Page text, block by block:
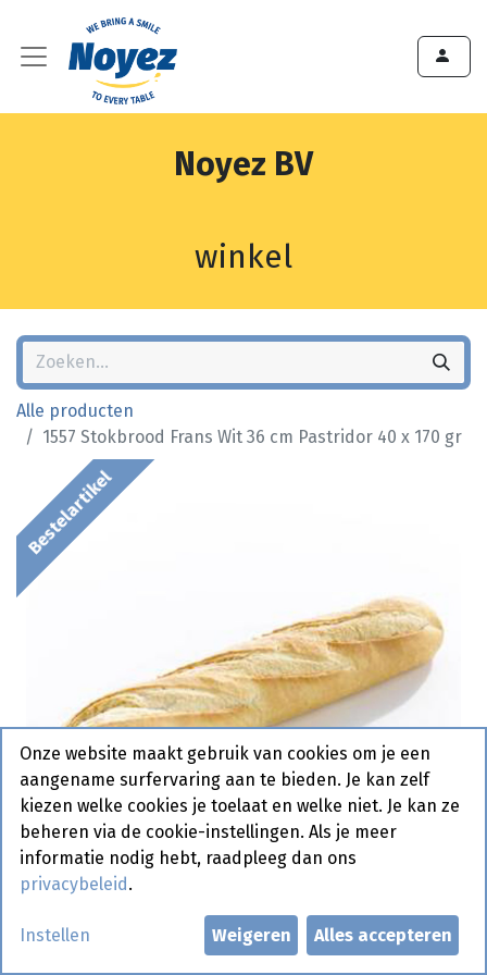
Noyez BV
winkel
Alle producten
1557 Stokbrood Frans Wit 36 cm Pastridor 40 x 170 gr
Bestelartikel
1557 Stokbrood Frans Wit 36 cm
Onze website maakt gebruik van cookies om je een
aangename surfervaring aan te bieden. Je kan zelf
kiezen welke cookies je toelaat en welke niet. Je kan ze
beheren via de cookie-instellingen. Als je meer
informatie nodig hebt, raadpleeg dan ons
privacybeleid .
Instellen Weigeren Alles accepteren